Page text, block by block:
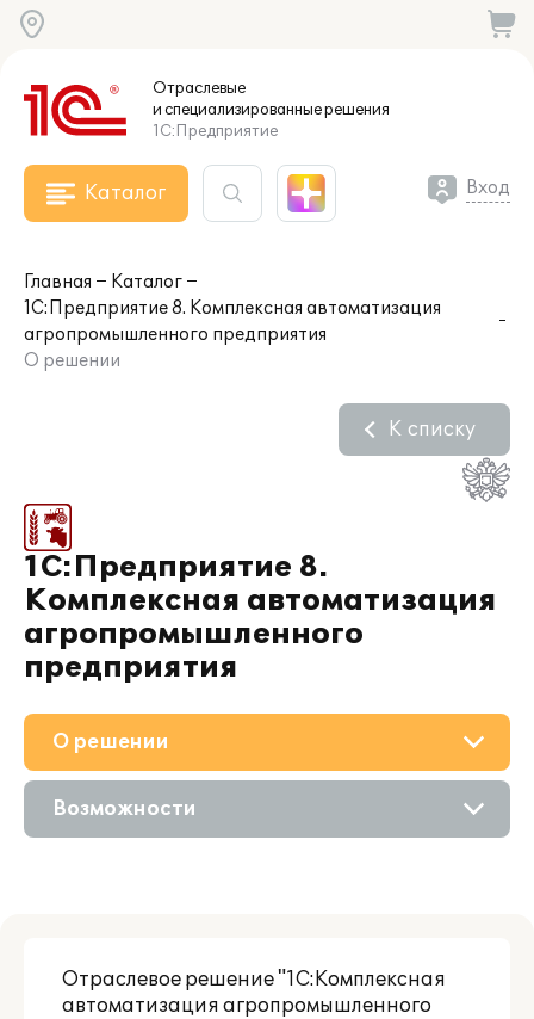
Отраслевые
и специализированныерешения
1С:Предприятие
Каталог Вход
Главная
Каталог
1С:Предприятие 8. Комплексная автоматизация
агропромышленного предприятия
О решении
1С:Предприятие 8.
Комплексная автоматизация
агропромышленного
предприятия
К списку
О решении
Приобретение
Партнерам
Возможности
Сравнение версий
Отраслевое решение "1С:Комплексная
автоматизация агропромышленного